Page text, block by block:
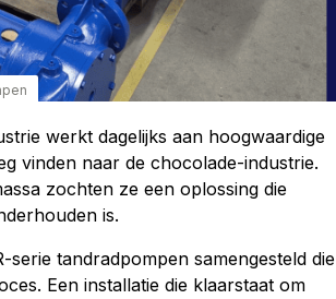
werkt dagelijks aan hoogwaardige
vinden naar de chocolade-industrie.
zochten ze een oplossing die
is.
tandradpompen samengesteld die
Een installatie die klaarstaat om